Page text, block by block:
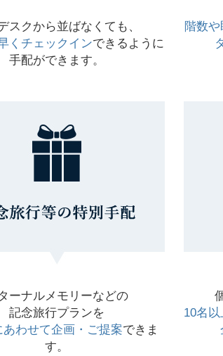
スクから並ばなくても、
くチェックインできるように
手配ができます。
階数
ーナルメモリーなどの
記念旅行プランを
あわせて企画・ご提案できま
す。
10名